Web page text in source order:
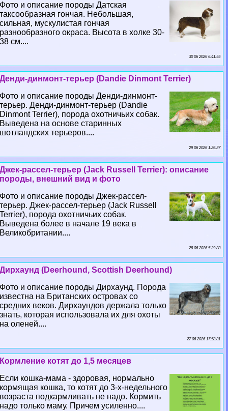
Фото и описание породы Датская
таксообразная гончая. Небольшая,
сильная, мускулистая гончая
разнообразного окраса. Высота в холке 30-
38 см....
30 06 2026 6:41:55
Денди-динмонт-терьер (Dandie Dinmont Terrier)
Фото и описание породы Денди-динмонт-
терьер. Денди-динмонт-терьер (Dandie
Dinmont Terrier), порода охотничьих собак.
Выведена на основе старинных
шотландских терьеров....
29 06 2026 1:26:37
Джек-рассел-терьер (Jack Russell Terrier): описание
породы, внешний вид и фото
Фото и описание породы Джек-рассел-
терьер. Джек-рассел-терьер (Jack Russell
Terrier), порода охотничьих собак.
Выведена более в начале 19 века в
Великобритании....
28 06 2026 5:29:33
Дирхаунд (Deerhound, Scottish Deerhound)
Фото и описание породы Дирхаунд. Порода
известна на Британских островах со
средних веков. Дирхаундов держала только
знать, которая использовала их для охоты
на оленей....
27 06 2026 17:58:31
Кормление котят до 1,5 месяцев
Если кошка-мама - здоровая, нормально
кормящая кошка, то котят до 3-х-недельного
возраста подкармливать не надо. Кормить
надо только маму. Причем усиленно....